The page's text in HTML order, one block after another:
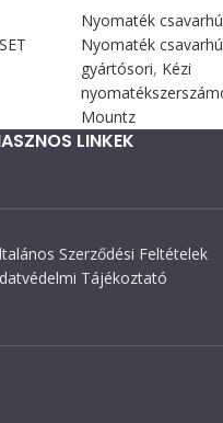
Nyomaték
Nyomaték
gyártósori, Kézi
Mountz
LINKEK
Szerződési Feltételek
Tájékoztató